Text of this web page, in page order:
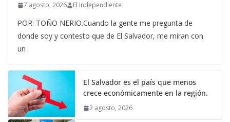
7 agosto, 2026 El Independiente
POR: TOÑO NERIO.Cuando la gente me pregunta de
donde soy y contesto que de El Salvador, me miran con
un
El Salvador es el país que menos
crece económicamente en la región.
2 agosto, 2026